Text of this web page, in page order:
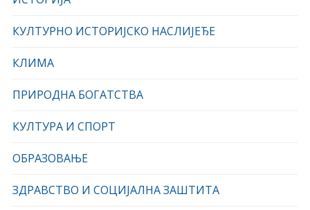
КУЛТУРНО ИСТОРИЈСКО НАСЛИЈЕЂЕ
КЛИМА
ПРИРОДНА БОГАТСТВА
КУЛТУРА И СПОРТ
ОБРАЗОВАЊЕ
ЗДРАВСТВО И СОЦИЈАЛНА ЗАШТИТА